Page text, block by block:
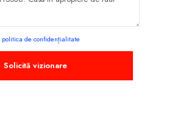
politica de confidențialitate
Solicită vizionare